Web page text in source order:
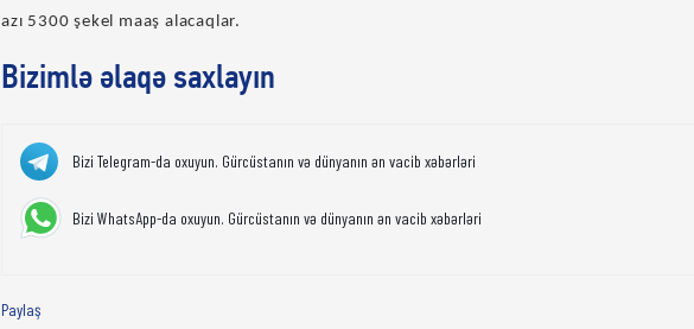
azı 5300 şekel maaş alacaqlar.
Bizimlə əlaqə saxlayın
Bizi Telegram-da oxuyun. Gürcüstanın və dünyanın ən vacib xəbərləri
Bizi WhatsApp-da oxuyun. Gürcüstanın və dünyanın ən vacib xəbərləri
Paylaş